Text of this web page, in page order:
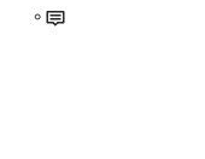
0